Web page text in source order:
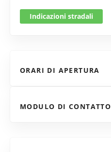
Indicazioni stradali
ORARI DI APERTURA
MODULO DI CONTATTO